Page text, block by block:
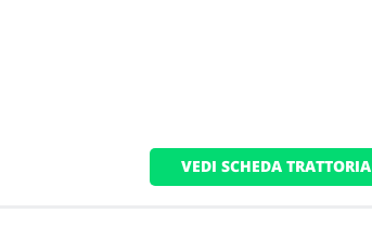
VEDI SCHEDA TRATTORIA